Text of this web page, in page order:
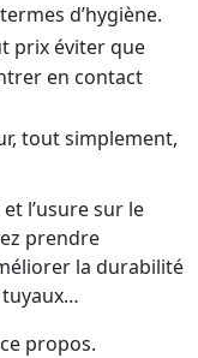
d’hygiène.
prix éviter que
en contact
tout simplement,
l’usure sur le
prendre
la durabilité
tuyaux…
propos.